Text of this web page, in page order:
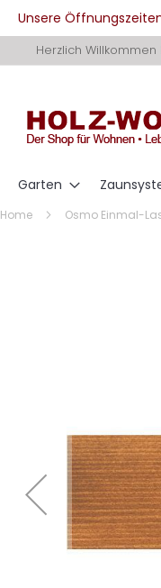
Unsere
zum
Herzlich
Garten
Home Osmo Einmal-